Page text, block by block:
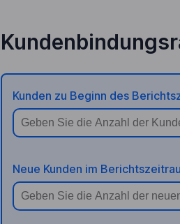
Kunden zu Beginn des
Neue Kunden im